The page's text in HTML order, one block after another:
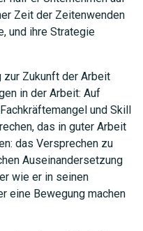
Zeit der Zeitenwenden
und ihre Strategie
zur Zukunft der Arbeit
in der Arbeit: Auf
und Skill
das in guter Arbeit
das Versprechen zu
Auseinandersetzung
wie er in seinen
eine Bewegung machen